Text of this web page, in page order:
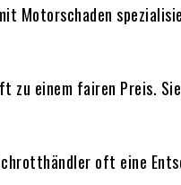
Motorschaden
einem fairen Preis.
oft eine